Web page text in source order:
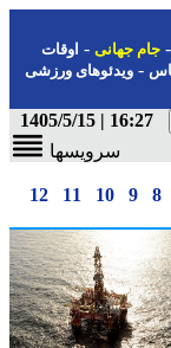
جهانی-اوقات
ویدئوهای ورزشی
16:27 |
سرویسها
9
10
11
12